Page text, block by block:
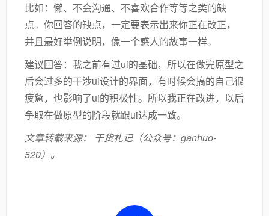
比如：懒、不会沟通、不喜欢合作等等之类的缺
点。你回答的缺点，一定要表示出来你正在改正，
并且最好举例说明，像一个感人的故事一样。
建议回答：我之前有过ui的基础，所以在做完原型之
后会过多的干涉ui设计的界面，有时候会搞的自己很
疲惫，也影响了ui的积极性。所以我正在改进，以后
争取在做原型的阶段就跟ui达成一致。
文章转载来源： 干货札记（公众号：ganhuo-
520）。